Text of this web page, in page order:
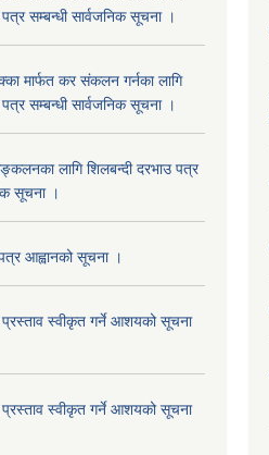
पत्र सम्बन्धी सार्वजनिक सूचना ।
मार्फत कर संकलन गर्नका लागि
पत्र सम्बन्धी सार्वजनिक सूचना ।
लागि शिलबन्दी दरभाउ पत्र
सूचना ।
आह्वानको सूचना ।
प्रस्ताव स्वीकृत गर्ने आशयको सूचना
प्रस्ताव स्वीकृत गर्ने आशयको सूचना